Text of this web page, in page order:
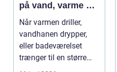
på vand, varme og
energi i din bolig
Når varmen driller,
vandhanen drypper,
eller badeværelset
trænger til en større
renovering, er en dy...